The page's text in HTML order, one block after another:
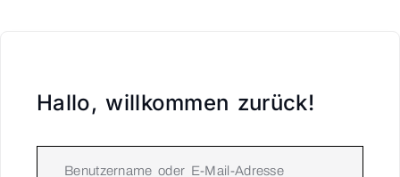
Hallo, willkommen zurück!